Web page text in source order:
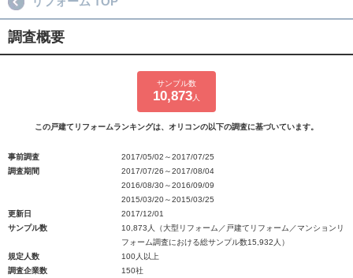
調査概要
サンプル数
10,873 人
この戸建てリフォームランキングは、オリコンの以下の調査に基づいています。
事前調査
2017/05/02～2017/07/25
調査期間
2017/07/26～2017/08/04
2016/08/30～2016/09/09
2015/03/20～2015/03/25
更新日
2017/12/01
サンプル数
10,873人（大型リフォーム／戸建てリフォーム／マンションリ
フォーム調査における総サンプル数15,932人）
規定人数
100人以上
調査企業数
150社